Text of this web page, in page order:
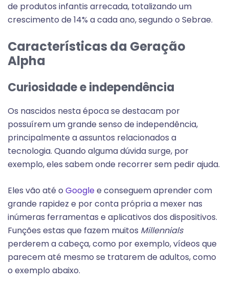
de produtos infantis arrecada, totalizando um
crescimento de 14% a cada ano, segundo o Sebrae.
Características da Geração
Alpha
Curiosidade e independência
Os nascidos nesta época se destacam por
possuírem um grande senso de independência,
principalmente a assuntos relacionados a
tecnologia. Quando alguma dúvida surge, por
exemplo, eles sabem onde recorrer sem pedir ajuda.
Eles vão até o Googlee conseguem aprender com
grande rapidez e por conta própria a mexer nas
inúmeras ferramentas e aplicativos dos dispositivos.
Funções estas que fazem muitos Millennials
perderem a cabeça, como por exemplo, vídeos que
parecem até mesmo se tratarem de adultos, como
o exemplo abaixo.